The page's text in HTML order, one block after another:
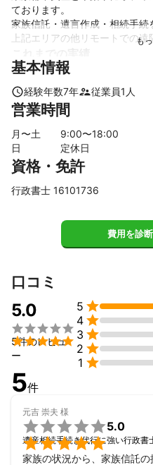
ております。
家族信託・遺言作成・相続手続
認知症対策としての家族信託契
生前贈与契約書作成
相続対策全般コンサルティング
宅建業許可申請
医療法人役員変更
その他
アピールポイント
女性ならではの細やかな視点で
基本情報
経験年数7年 従業員1 人
営業時間
月〜土 9:00〜18:00
日
定休日
資格・免許
行政書士 16101736
費用を診断
口コミ
5.0


5件のレビュ
ー
5 
4 
3 
2 
1 
5件
元吉 崇夫 様


5.0
遺産相続手続き代行に強い行政書
家族の状況から、家族信託